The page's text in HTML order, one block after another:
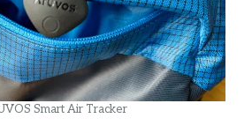
Smart Air Tracker